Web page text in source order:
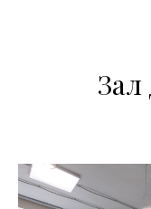
Зал